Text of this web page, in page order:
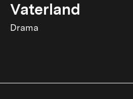
Vaterland
Drama